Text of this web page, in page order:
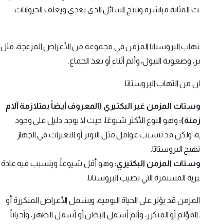
مباشرة وتنتج السائل الذي يغذي ويغلف الحيوانات
البروستاتا المزمن في مجموعة من الأعراض المزعجة، مثل
وصعوبة التبول، وألم أثناء أو بعد الجماع.
من التهاب البروستاتا:
المزمن غير البكتيري (المعروف أيضاً بمتلازمة آلام
وهو النوع الأكثر شيوعًا، حيث لا يوجد دليل على وجود
ولكن قد تتسبب عوامل مثل التوتر أو التغيرات في الجهاز
البروستاتا.
المزمن البكتيري: وهو أقل شيوعاً، ويتسبب فيه عادة
المستمرة التي تصيب البروستاتا.
قد يؤثر على الحياة اليومية، ويشمل الأعراض المتكررة أو
المؤلم أو المتكرر، وألم أسفل البطن أو أسفل الظهر، وأحياناً